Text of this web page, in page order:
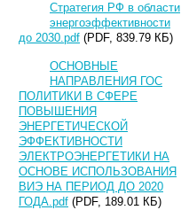
Стратегия РФ в области
энергоэффективности
до 2030.pdf (PDF, 839.79 КБ)
ОСНОВНЫЕ
НАПРАВЛЕНИЯ ГОС
ПОЛИТИКИ В СФЕРЕ
ПОВЫШЕНИЯ
ЭНЕРГЕТИЧЕСКОЙ
ЭФФЕКТИВНОСТИ
ЭЛЕКТРОЭНЕРГЕТИКИ НА
ОСНОВЕ ИСПОЛЬЗОВАНИЯ
ВИЭ НА ПЕРИОД ДО 2020
ГОДА.pdf (PDF, 189.01 КБ)